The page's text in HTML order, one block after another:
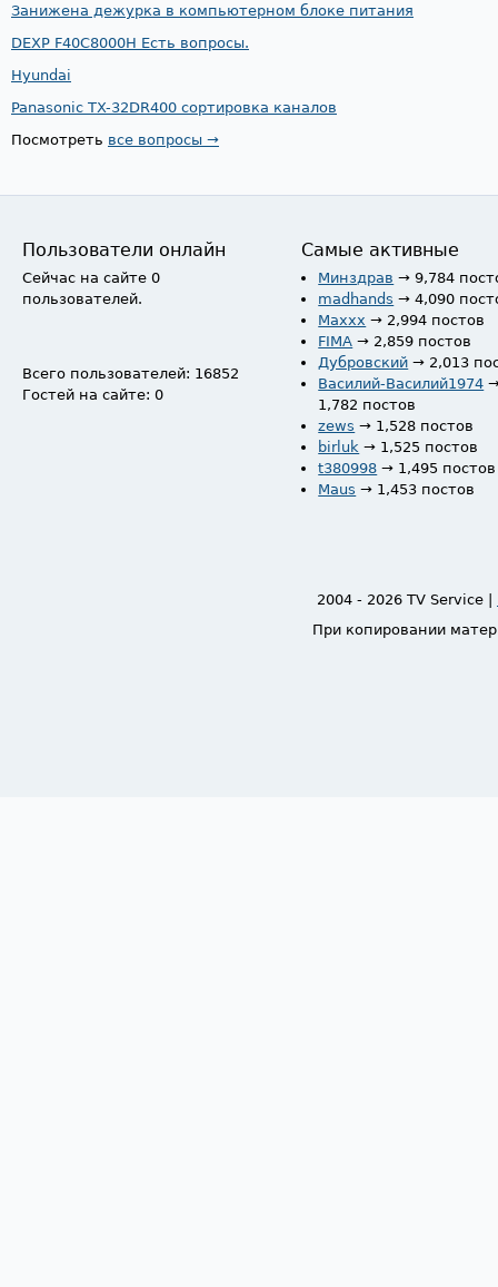
Занижена дежурка в компьютерном блоке питания
DEXP F40C8000H Есть вопросы.
Hyundai
Panasonic TX-32DR400 сортировка каналов
Посмотреть все вопросы →
Пользователи онлайн
Сейчас на сайте 0
пользователей.
Всего пользователей: 16852
Гостей на сайте: 0
Самые активные
Минздрав → 9,784
madhands → 4,090
Maxxx → 2,994 постов
FIMA → 2,859 постов
Дубровский → 2,013
Василий-Василий1974
1,782 постов
zews → 1,528 постов
birluk → 1,525 постов
t380998 → 1,495 постов
Maus → 1,453 постов
2004 - 2026 TV Service |
При копировании